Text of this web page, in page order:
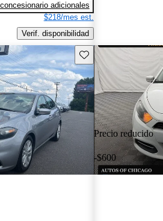
adicionales
$218/mes est.
Verif. disponibilidad
Guarda este Aviso
Precio reducido
-$600